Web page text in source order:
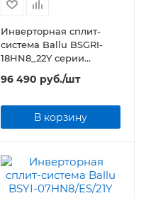
Инверторная сплит-
система Ballu BSGRI-
18HN8_22Y серии
96 490 руб./шт
В корзину